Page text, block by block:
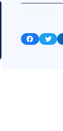
Facebook Twitter